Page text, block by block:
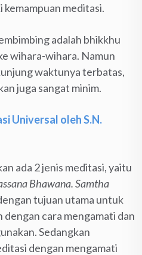
kemampuan meditasi.
adalah bhikkhu
wihara-wihara. Namun
waktunya terbatas,
juga sangat minim.
Universal oleh S.N.
ada 2 jenis meditasi, yaitu
Bhawana. Samtha
tujuan utama untuk
cara mengamati dan
Sedangkan
dengan mengamati